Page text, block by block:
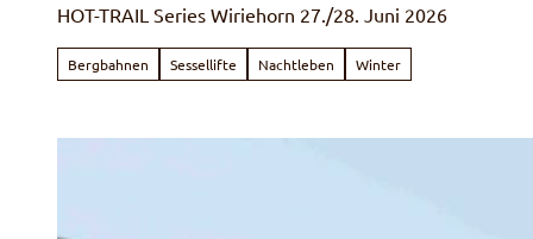
HOT-TRAIL Series Wiriehorn 27./28. Juni 2026
Bergbahnen Sessellifte Nachtleben Winter